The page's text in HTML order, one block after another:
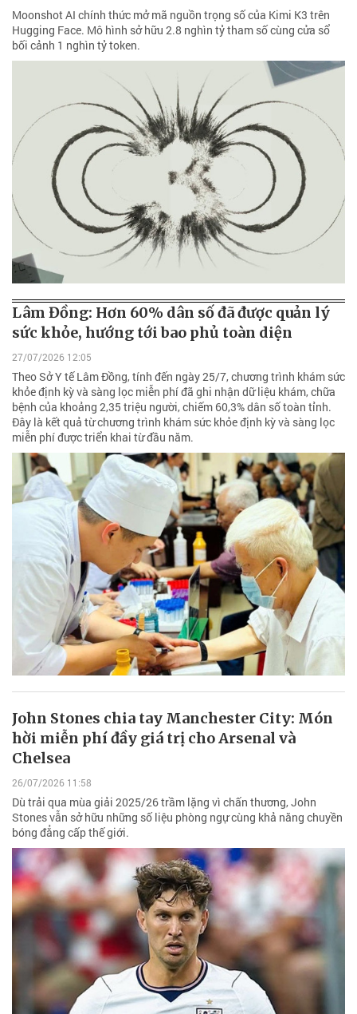
Moonshot AI chính thức mở mã nguồn trọng số của Kimi K3 trên
Hugging Face. Mô hình sở hữu 2.8 nghìn tỷ tham số cùng cửa sổ
bối cảnh 1 nghìn tỷ token.
Lâm Đồng: Hơn 60% dân số đã được quản lý
sức khỏe, hướng tới bao phủ toàn diện
27/07/2026 12:05
Theo Sở Y tế Lâm Đồng, tính đến ngày 25/7, chương trình khám sức
khỏe định kỳ và sàng lọc miễn phí đã ghi nhận dữ liệu khám, chữa
bệnh của khoảng 2,35 triệu người, chiếm 60,3% dân số toàn tỉnh.
Đây là kết quả từ chương trình khám sức khỏe định kỳ và sàng lọc
miễn phí được triển khai từ đầu năm.
John Stones chia tay Manchester City: Món
hời miễn phí đầy giá trị cho Arsenal và
Chelsea
26/07/2026 11:58
Dù trải qua mùa giải 2025/26 trầm lặng vì chấn thương, John
Stones vẫn sở hữu những số liệu phòng ngự cùng khả năng chuyền
bóng đẳng cấp thế giới.